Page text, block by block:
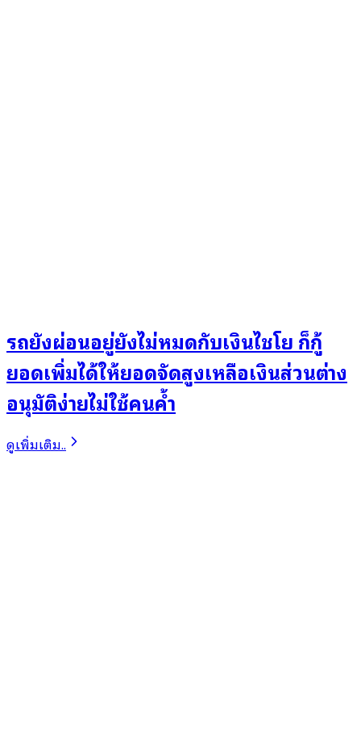
รถยังผ่อนอยู่ยังไม่หมดกับเงินไชโย ก็กู้
ยอดเพิ่มได้ให้ยอดจัดสูงเหลือเงินส่วนต่าง
อนุมัติง่ายไม่ใช้คนค้ำ
ดูเพิ่มเติม..